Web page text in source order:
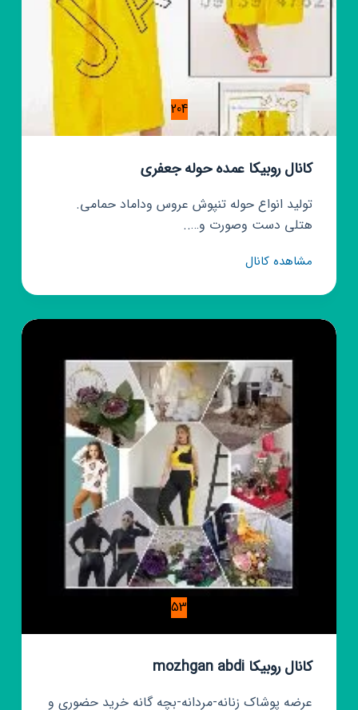
204
کانال روبیکا عمده حوله جعفری
تولید انواع حوله تنپوش عروس وداماد حمامی.
هتلی دست وصورت و…..
مشاهده کانالکانال
عمده
حوله
53
کانال روبیکا mozhgan abdi
عرضه پوشاک زنانه-مردانه-بچه گانه خرید حضوری و